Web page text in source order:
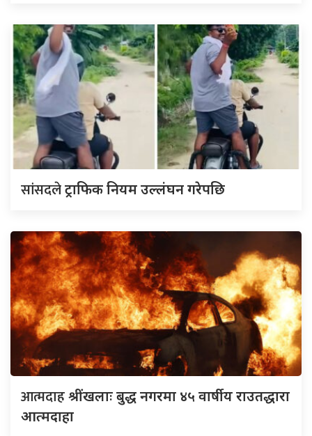
सांसदलेट्राफिक नियम उल्लंघन गरेपछि
आत्मदाहश्रींखलाः बुद्ध नगरमा ४५ वार्षीय राउतद्धारा
आत्मदाहा